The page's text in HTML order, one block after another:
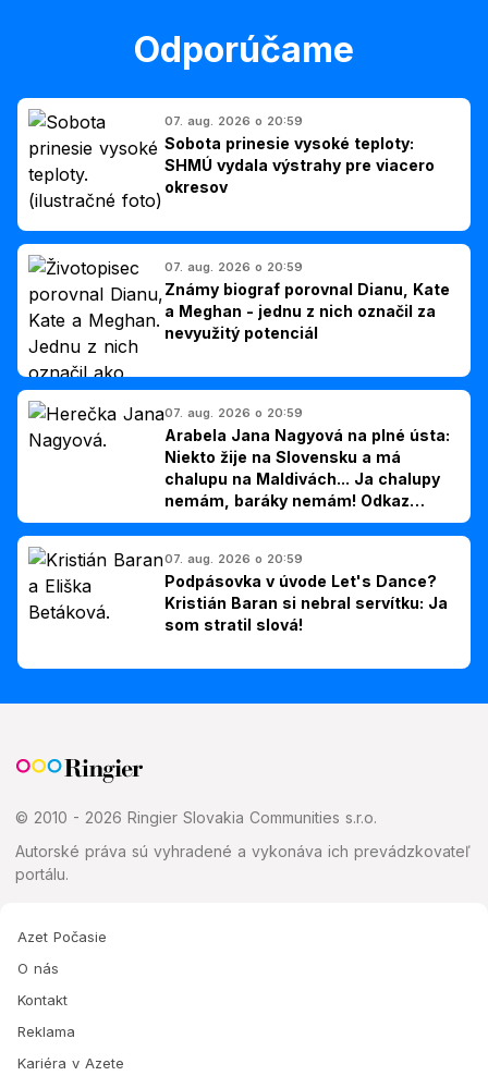
Odporúčame
07. aug. 2026 o 20:59
Sobota prinesie vysoké teploty:
SHMÚ vydala výstrahy pre viacero
okresov
07. aug. 2026 o 20:59
Známy biograf porovnal Dianu, Kate
a Meghan - jednu z nich označil za
nevyužitý potenciál
07. aug. 2026 o 20:59
Arabela Jana Nagyová na plné ústa:
Niekto žije na Slovensku a má
chalupu na Maldivách... Ja chalupy
nemám, baráky nemám! Odkaz
Slovákom
07. aug. 2026 o 20:59
Podpásovka v úvode Let's Dance?
Kristián Baran si nebral servítku: Ja
som stratil slová!
© 2010 - 2026 Ringier Slovakia Communities s.r.o.
Autorské práva sú vyhradené a vykonáva ich prevádzkovateľ
portálu.
Azet Počasie
O nás
Kontakt
Reklama
Kariéra v Azete